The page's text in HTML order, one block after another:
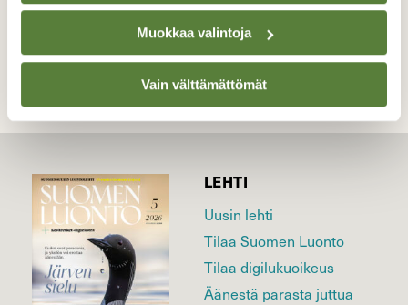
Muokkaa valintoja
Vain välttämättömät
TAKAISIN LISTAAN
LEHTI
Uusin lehti
Tilaa Suomen Luonto
Tilaa digilukuoikeus
Äänestä parasta juttua